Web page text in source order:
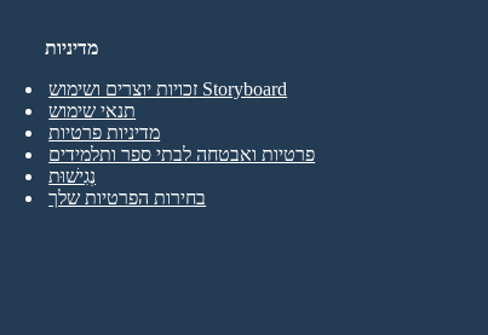
מדיניות
זכויות יוצרים ושימוש Storyboard
תנאי שימוש
מדיניות פרטיות
פרטיות ואבטחה לבתי ספר ותלמידים
נְגִישׁוּת
בחירות הפרטיות שלך